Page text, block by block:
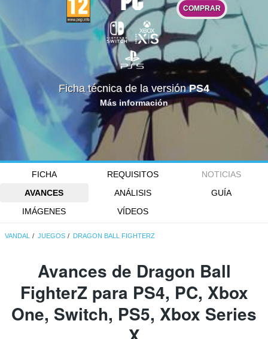
COMPRAR
Ficha técnica de la versiónPS4
Más información
FICHA REQUISITOS
NOTICIAS
AVANCES
ANÁLISIS
GUÍA
IMÁGENES
VÍDEOS
VANDAL JUEGOS DRAGON BALL FIGHTERZ
Avances de Dragon Ball
FighterZ para PS4, PC, Xbox
One, Switch, PS5, Xbox Series